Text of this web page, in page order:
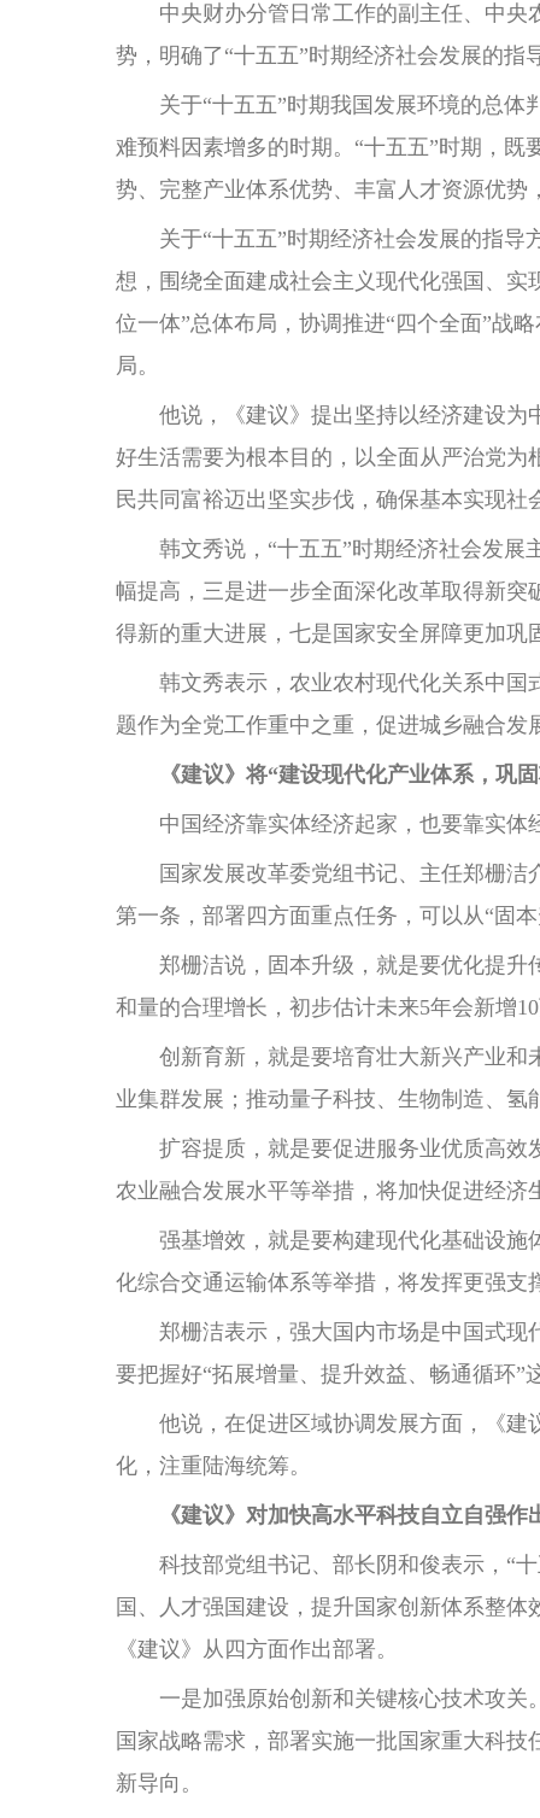
中央财办分管日常工作的副主任、中央
势，明确了“十五五”时期经济社会发展的指
关于“十五五”时期我国发展环境的总体
难预料因素增多的时期。“十五五”时期，
势、完整产业体系优势、丰富人才资源优
关于“十五五”时期经济社会发展的指导
想，围绕全面建成社会主义现代化强国、
位一体”总体布局，协调推进“四个全面”战
局。
他说，《建议》提出坚持以经济建设为
好生活需要为根本目的，以全面从严治党
民共同富裕迈出坚实步伐，确保基本实现
韩文秀说，“十五五”时期经济社会发展
幅提高，三是进一步全面深化改革取得新
得新的重大进展，七是国家安全屏障更加巩
韩文秀表示，农业农村现代化关系中国
题作为全党工作重中之重，促进城乡融合发
《建议》将“建设现代化产业体系，巩
中国经济靠实体经济起家，也要靠实体
国家发展改革委党组书记、主任郑栅洁
第一条，部署四方面重点任务，可以从“固
郑栅洁说，固本升级，就是要优化提升
和量的合理增长，初步估计未来5年会新增
创新育新，就是要培育壮大新兴产业和
业集群发展；推动量子科技、生物制造、
扩容提质，就是要促进服务业优质高效
农业融合发展水平等举措，将加快促进经
强基增效，就是要构建现代化基础设施
化综合交通运输体系等举措，将发挥更强支
郑栅洁表示，强大国内市场是中国式现
要把握好“拓展增量、提升效益、畅通循环”
他说，在促进区域协调发展方面，《建
化，注重陆海统筹。
《建议》对加快高水平科技自立自强作
科技部党组书记、部长阴和俊表示，“十
国、人才强国建设，提升国家创新体系整
《建议》从四方面作出部署。
一是加强原始创新和关键核心技术攻关
国家战略需求，部署实施一批国家重大科
新导向。